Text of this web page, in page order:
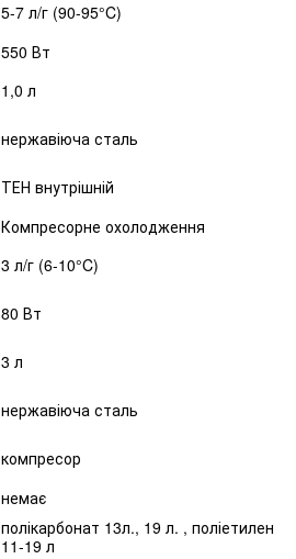
5-7 л/г (90-95°C)
550 Вт
1,0 л
нержавіюча сталь
ТЕН внутрішній
Компресорне охолодження
3 л/г (6-10°C)
80 Вт
3 л
нержавіюча сталь
компресор
немає
полікарбонат 13л., 19 л. , поліетилен
11-19 л